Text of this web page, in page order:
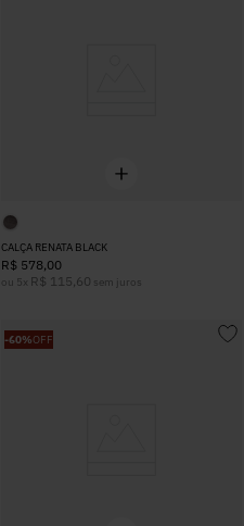
CALÇA RENATA BLACK
R$ 578,00
ou 5 x R$ 115,60 sem juros
-60%OFF